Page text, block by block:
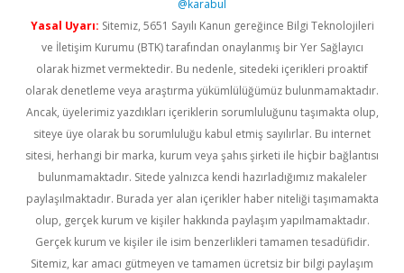
@karabul
Yasal Uyarı: Sitemiz, 5651 Sayılı Kanun gereğince Bilgi Teknolojileri
ve İletişim Kurumu (BTK) tarafından onaylanmış bir Yer Sağlayıcı
olarak hizmet vermektedir. Bu nedenle, sitedeki içerikleri proaktif
olarak denetleme veya araştırma yükümlülüğümüz bulunmamaktadır.
Ancak, üyelerimiz yazdıkları içeriklerin sorumluluğunu taşımakta olup,
siteye üye olarak bu sorumluluğu kabul etmiş sayılırlar. Bu internet
sitesi, herhangi bir marka, kurum veya şahıs şirketi ile hiçbir bağlantısı
bulunmamaktadır. Sitede yalnızca kendi hazırladığımız makaleler
paylaşılmaktadır. Burada yer alan içerikler haber niteliği taşımamakta
olup, gerçek kurum ve kişiler hakkında paylaşım yapılmamaktadır.
Gerçek kurum ve kişiler ile isim benzerlikleri tamamen tesadüfidir.
Sitemiz, kar amacı gütmeyen ve tamamen ücretsiz bir bilgi paylaşım